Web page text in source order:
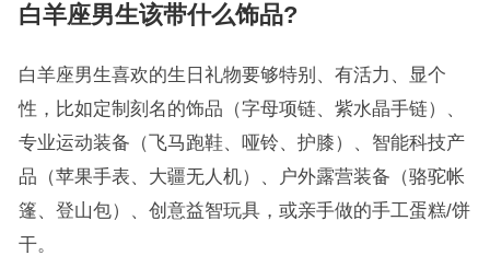
白羊座男生该带什么饰品?
白羊座男生喜欢的生日礼物要够特别、有活力、显个
性，比如定制刻名的饰品（字母项链、紫水晶手链）、
专业运动装备（飞马跑鞋、哑铃、护膝）、智能科技产
品（苹果手表、大疆无人机）、户外露营装备（骆驼帐
篷、登山包）、创意益智玩具，或亲手做的手工蛋糕/饼
干。